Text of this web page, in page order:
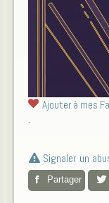
Ajouter à mes
Signaler un
Partager